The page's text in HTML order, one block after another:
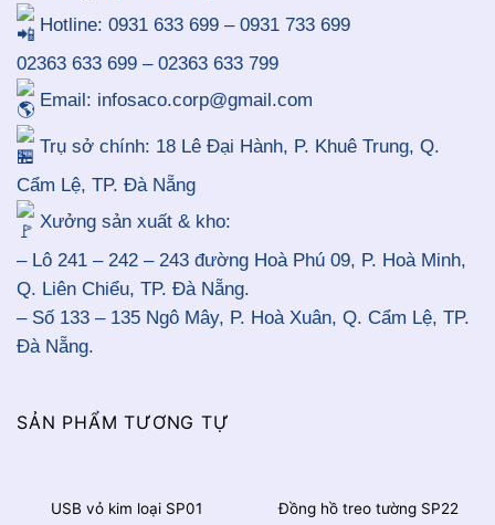
Hotline: 0931 633 699 – 0931 733 699
02363 633 699 – 02363 633 799
Email: infosaco.corp@gmail.com
Trụ sở chính: 18 Lê Đại Hành, P. Khuê Trung, Q.
Cẩm Lệ, TP. Đà Nẵng
Xưởng sản xuất & kho:
– Lô 241 – 242 – 243 đường Hoà Phú 09, P. Hoà Minh,
Q. Liên Chiểu, TP. Đà Nẵng.
– Số 133 – 135 Ngô Mây, P. Hoà Xuân, Q. Cẩm Lệ, TP.
Đà Nẵng.
SẢN PHẨM TƯƠNG TỰ
USB vỏ kim loại SP01 Đồng hồ treo tường SP22